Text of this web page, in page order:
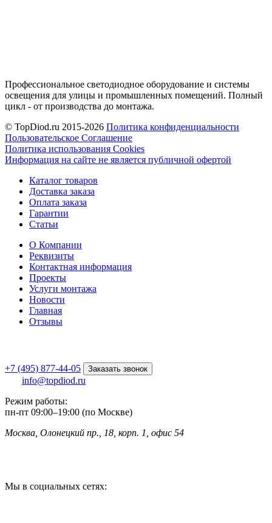
Профессиональное светодиодное оборудование и системы
освещения для улицы и промышленных помещений. Полный
цикл - от производства до монтажа.
© TopDiod.ru 2015-2026 Политика конфиденциальности
Пользовательское Соглашение
Политика использования Cookies
Информация на сайте не является публичной офертой
Каталог товаров
Доставка заказа
Оплата заказа
Гарантии
Статьи
О Компании
Реквизиты
Контактная информация
Проекты
Услуги монтажа
Новости
Главная
Отзывы
+7 (495) 877-44-05 Заказать звонок
info@topdiod.ru
Режим работы:
пн-пт 09:00–19:00 (по Москве)
Москва, Олонецкий пр., 18, корп. 1, офис 54
Мы в социальных сетях: